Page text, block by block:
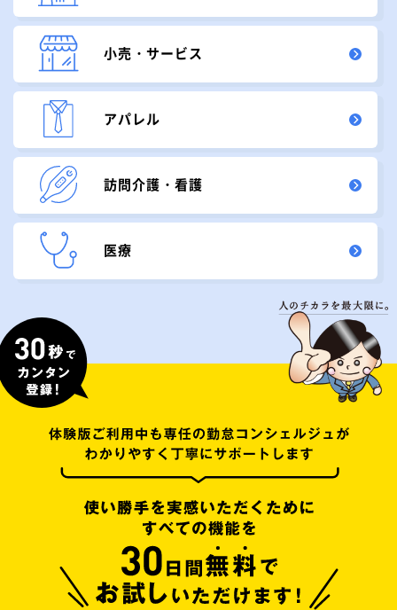
小売・サービス
アパレル
訪問介護・看護
医療